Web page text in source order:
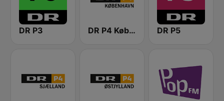
DR P3 DR P4 København DR P5